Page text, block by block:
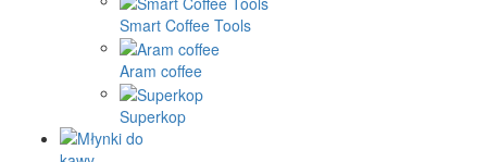
Smart Coffee Tools
Aram coffee
Superkop